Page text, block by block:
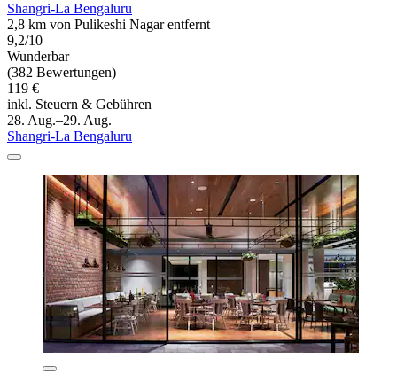
Shangri-La Bengaluru
2,8 km von Pulikeshi Nagar entfernt
9,2/10
Wunderbar
(382 Bewertungen)
119 €
inkl. Steuern & Gebühren
28. Aug.–29. Aug.
Shangri-La Bengaluru